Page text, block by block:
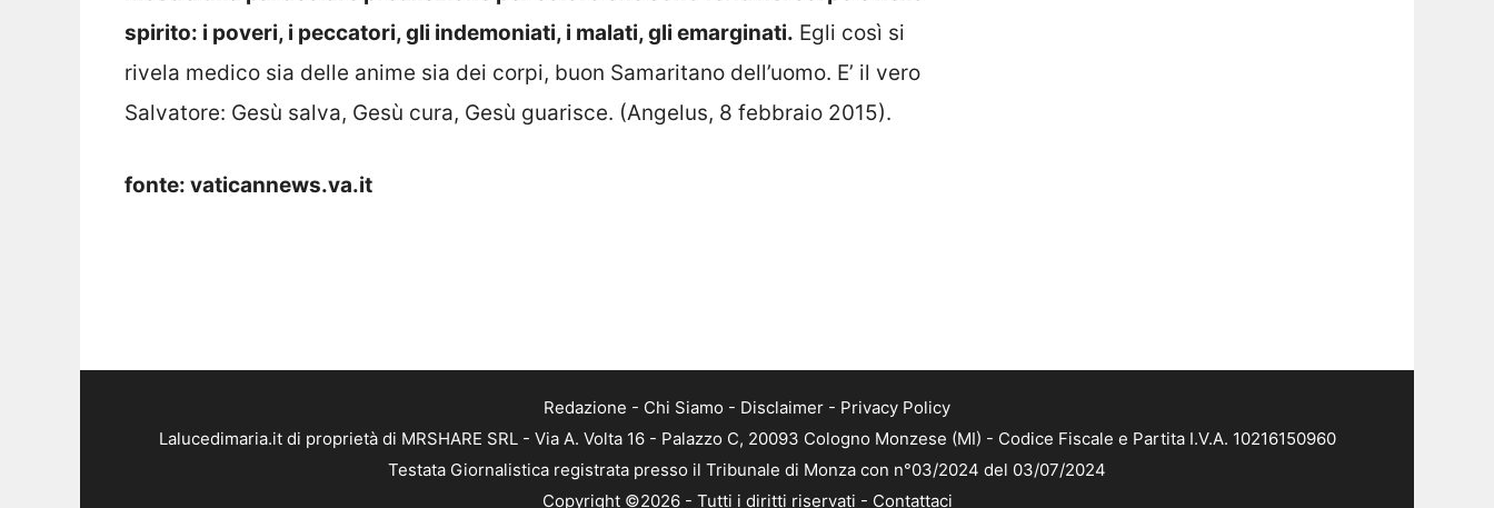
spirito: i poveri, i peccatori, gli indemoniati, i malati, gli emarginati. Egli così si
rivela medico sia delle anime sia dei corpi, buon Samaritano dell’uomo. E’ il vero
Salvatore: Gesù salva, Gesù cura, Gesù guarisce. (Angelus, 8 febbraio 2015).
fonte: vaticannews.va.it
Redazione - Chi Siamo - Disclaimer - Privacy Policy
Lalucedimaria.it di proprietà di MRSHARE SRL - Via A. Volta 16 - Palazzo C, 20093 Cologno Monzese (MI) - Codice Fiscale e Partita I.V.A. 10216150960
Testata Giornalistica registrata presso il Tribunale di Monza con n°03/2024 del 03/07/2024
Copyright ©2026 - Tutti i diritti riservati - Contattaci